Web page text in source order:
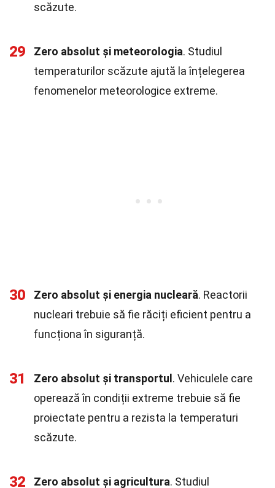
scăzute.
29 Zero absolut și meteorologia. Studiul
temperaturilor scăzute ajută la înțelegerea
fenomenelor meteorologice extreme.
30 Zero absolut și energia nucleară. Reactorii
nucleari trebuie să fie răciți eficient pentru a
funcționa în siguranță.
31 Zero absolut și transportul . Vehiculele care
operează în condiții extreme trebuie să fie
proiectate pentru a rezista la temperaturi
scăzute.
32 Zero absolut și agricultura. Studiul